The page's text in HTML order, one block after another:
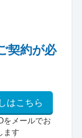
契約が必
はこちら
をメールでお
ます